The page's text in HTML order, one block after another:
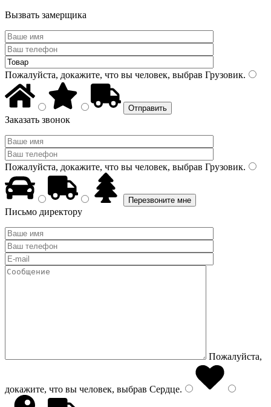
Вызвать замерщика
Пожалуйста, докажите, что вы человек, выбрав Грузовик.
Заказать звонок
Пожалуйста, докажите, что вы человек, выбрав Грузовик.
Письмо директору
Пожалуйста,
докажите, что вы человек, выбрав Сердце.